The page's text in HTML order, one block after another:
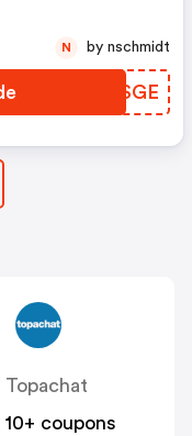
ERNSGE
N by nschmidt
Topachat
10+ coupons